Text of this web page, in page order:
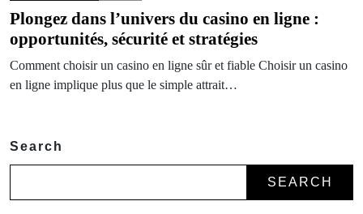
Plongez dans l’univers du casino en ligne :
opportunités, sécurité et stratégies
Comment choisir un casino en ligne sûr et fiable Choisir un casino
en ligne implique plus que le simple attrait…
Search
SEARCH